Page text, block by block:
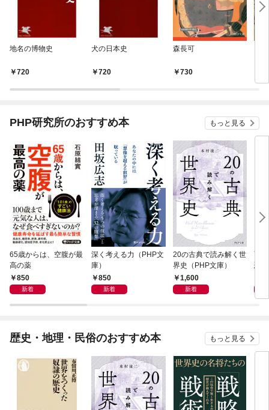
地名の博物史
720
犬の日本史
720
森長可
730
PHP研究所のおすすめ本 もっと見る
65歳からは、空腹が最
高の薬
850
新着
深く考える力（PHP文
庫）
850
新着
20の古典で読み解く世
界史（PHP文庫）
1,600
新着
面
恐
歴史・地理・民俗のおすすめ本 もっと見る